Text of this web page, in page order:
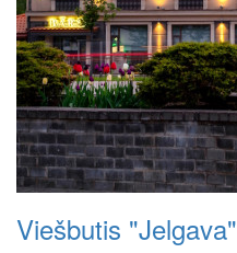
Viešbutis "Jelgava"